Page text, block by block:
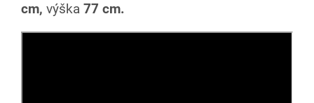
cm, výška 77 cm.